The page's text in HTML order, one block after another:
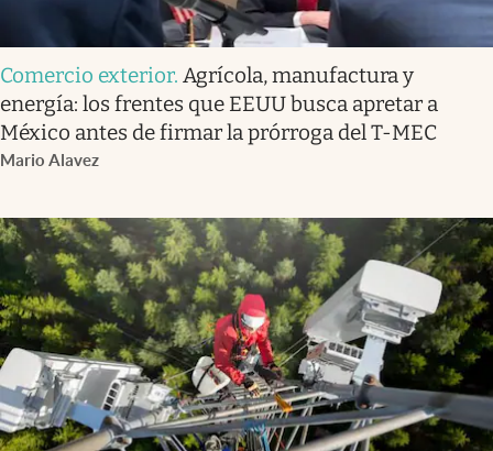
Comercio exterior. Agrícola, manufactura y
energía: los frentes que EEUU busca apretar a
México antes de firmar la prórroga del T-MEC
Mario Alavez